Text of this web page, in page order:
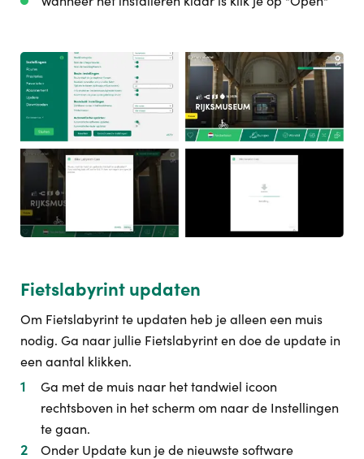
Fietslabyrint updaten
Om Fietslabyrint te updaten heb je alleen een muis
nodig. Ga naar jullie Fietslabyrint en doe de update in
een aantal klikken.
Ga met de muis naar het tandwiel icoon
rechtsboven in het scherm om naar de Instellingen
te gaan.
Onder Update kun je de nieuwste software